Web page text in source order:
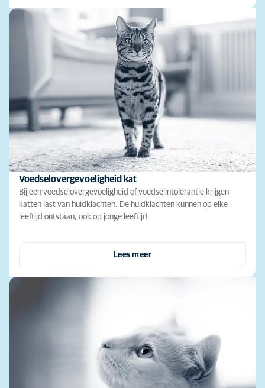
Voedselovergevoeligheid kat
Bij een voedselovergevoeligheid of voedselintolerantie krijgen
katten last van huidklachten. De huidklachten kunnen op elke
leeftijd ontstaan, ook op jonge leeftijd.
Lees meer